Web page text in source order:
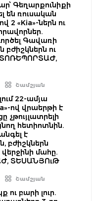
Գեղարքունիքի
են ռուսական
2 «Kia»-ներն ու
Գավառի
ու
Շամշյան
22-ամյա
ով վրաերթի է
չթույլատրելի
հետիոտնին.
է
բժիշկներն
մահը.
ՏԵՍԱՆՅՈւԹ
Շամշյան
բարի լուր.